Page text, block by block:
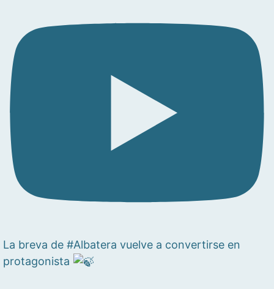
La breva de #Albatera vuelve a convertirse en
protagonista